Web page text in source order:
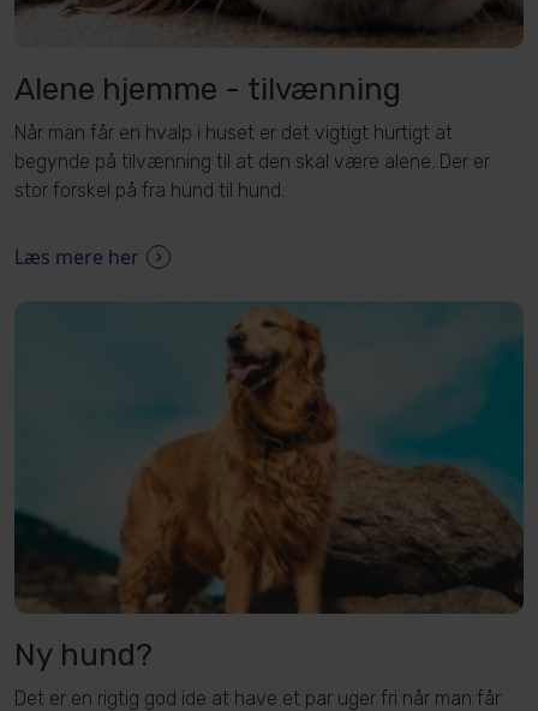
Alene hjemme - tilvænning
Når man får en hvalp i huset er det vigtigt hurtigt at
begynde på tilvænning til at den skal være alene. Der er
stor forskel på fra hund til hund.
Læs mere her
Ny hund?
Det er en rigtig god ide at have et par uger fri når man får